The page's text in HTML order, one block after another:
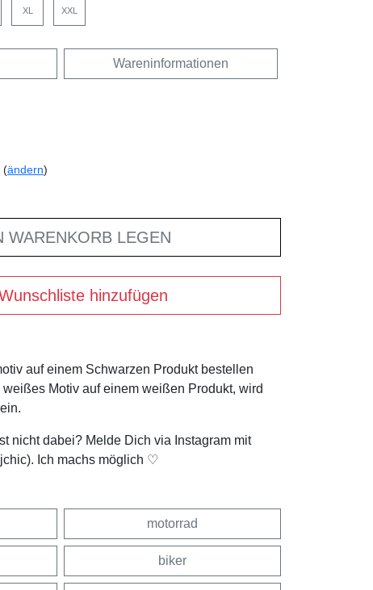
XL XXL
Wareninformationen
(ändern)
WARENKORB LEGEN
hinzufügen
auf einem Schwarzen Produkt bestellen
Motiv auf einem weißen Produkt, wird
nicht dabei? Melde Dich via Instagram mit
Ich machs möglich ♡
motorrad
biker